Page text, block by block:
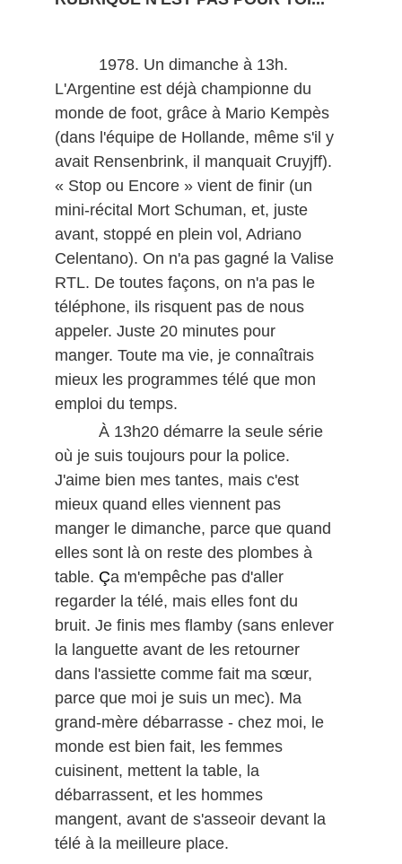
1978. Un dimanche à 13h.
L'Argentine est déjà championne du
monde de foot, grâce à Mario Kempès
(dans l'équipe de Hollande, même s'il y
avait Rensenbrink, il manquait Cruyjff).
« Stop ou Encore » vient de finir (un
mini-récital Mort Schuman, et, juste
avant, stoppé en plein vol, Adriano
Celentano). On n'a pas gagné la Valise
RTL. De toutes façons, on n'a pas le
téléphone, ils risquent pas de nous
appeler. Juste 20 minutes pour
manger. Toute ma vie, je connaîtrais
mieux les programmes télé que mon
emploi du temps.
À 13h20 démarre la seule série
où je suis toujours pour la police.
J'aime bien mes tantes, mais c'est
mieux quand elles viennent pas
manger le dimanche, parce que quand
elles sont là on reste des plombes à
table. Ça m'empêche pas d'aller
regarder la télé, mais elles font du
bruit. Je finis mes flamby (sans enlever
la languette avant de les retourner
dans l'assiette comme fait ma sœur,
parce que moi je suis un mec). Ma
grand-mère débarrasse - chez moi, le
monde est bien fait, les femmes
cuisinent, mettent la table, la
débarrassent, et les hommes
mangent, avant de s'asseoir devant la
télé à la meilleure place.